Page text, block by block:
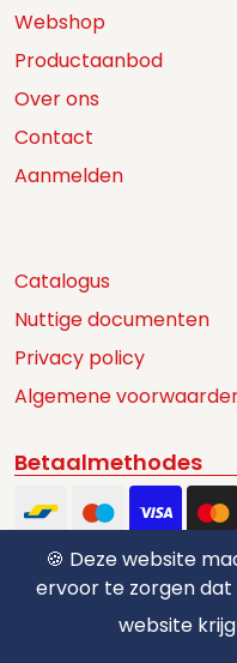
Webshop
Productaanbod
Over ons
Contact
Aanmelden
Catalogus
Nuttige documenten
Privacy policy
Algemene
Betaalmethodes
🍪 Deze website
ervoor te zorgen
website